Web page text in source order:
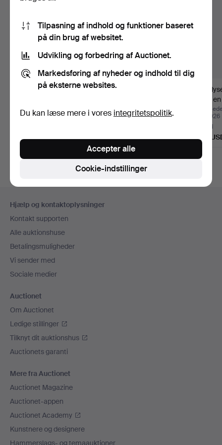
Lysekrone med
Frankri…
Opnåede hammerslag 26
jul 2026
36 USD
Art Déco lampe med
Opnåede hammerslag 23
jul 2026
370 USD
Lille
som
jul 2026
4 bud
159
Hjælp og kontaktoplysninger
Kontakt supporten
Alle auktionshuse
Betalingsmuligheder
Vi sender med
Sociale medier
Auctionet
Om Auctionet
Ledige stillinger
Tilknyt dit auktionshus
Auctionets garanti
Mere fra Auctionet
Auctionet Magazine
Auctionet-appen
Auctionet Academy
Kunstnere og designere
Hammerslags- og temaauktioner
Tilpasning af indhold og funktioner baseret
på din brug af websitet.
Udvikling og forbedring af Auctionet.
Markedsføring af nyheder og indhold til dig
på eksterne websites.
Du kan læse mere i vores integritetspolitik.
Cookie-indstillinger
Accepter alle